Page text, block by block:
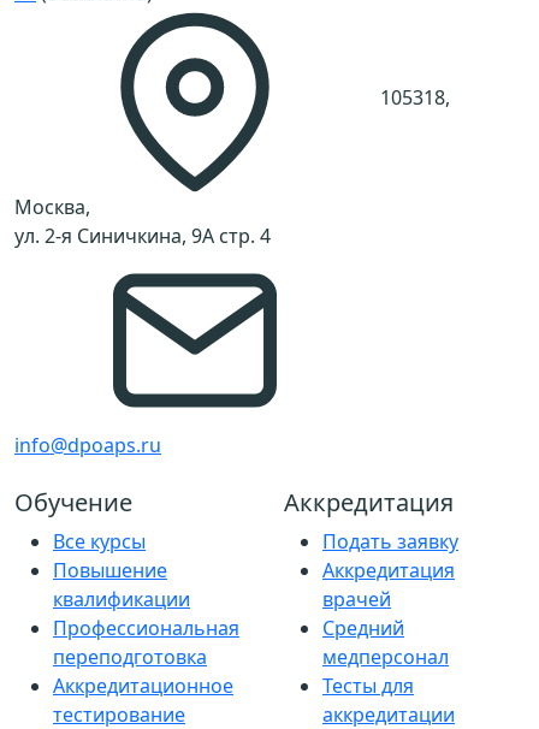
105318,
Москва,
ул. 2-я Синичкина, 9А стр. 4
info@dpoaps.ru
Обучение
Все курсы
Повышение
квалификации
Профессиональная
переподготовка
Аккредитационное
тестирование
Аккредитация
Подать заявку
Аккредитация
врачей
Средний
медперсонал
Тесты для
аккредитации